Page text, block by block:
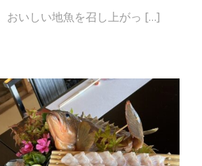
おいしい地魚を召し上がっ […]